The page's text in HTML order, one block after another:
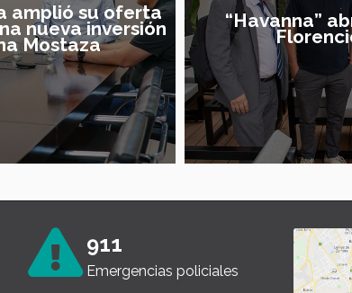
amplió su oferta
nueva inversión
Mostaza
“Havanna”
911
Emergencias policiales